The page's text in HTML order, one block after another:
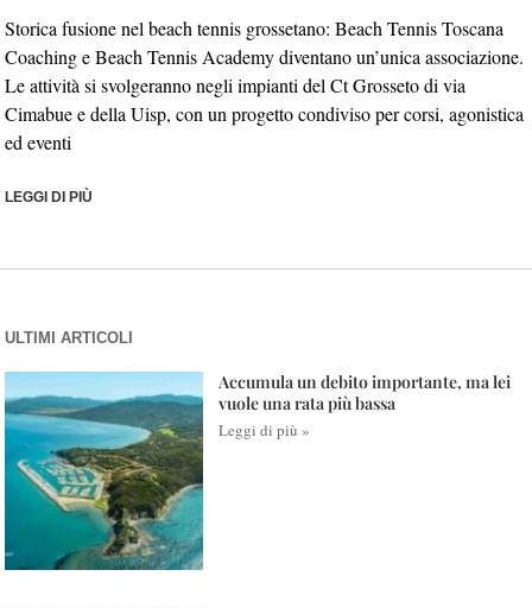
Storica fusione nel beach tennis grossetano: Beach Tennis Toscana
Coaching e Beach Tennis Academy diventano un’unica associazione.
Le attività si svolgeranno negli impianti del Ct Grosseto di via
Cimabue e della Uisp, con un progetto condiviso per corsi, agonistica
ed eventi
LEGGI DI PIÙ
ULTIMI ARTICOLI
Accumula un debito importante, ma lei
vuole una rata più bassa
Leggi di più »